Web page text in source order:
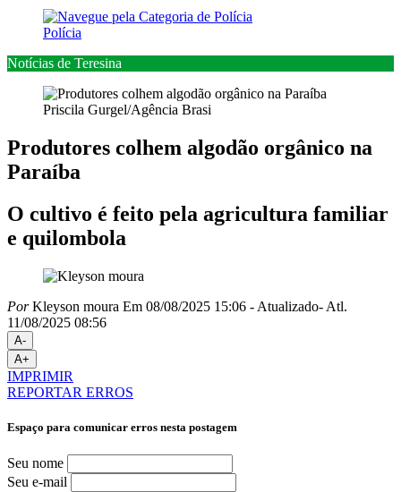
Polícia
Notícias de Teresina
Priscila Gurgel/Agência Brasi
Produtores colhem algodão orgânico na
Paraíba
O cultivo é feito pela agricultura familiar
e quilombola
PorKleyson moura Em 08/08/2025 15:06 - Atualizado- Atl.
11/08/2025 08:56
A-
A+
IMPRIMIR
REPORTAR ERROS
Espaço para comunicar erros nesta postagem
Seu nome
Seu e-mail